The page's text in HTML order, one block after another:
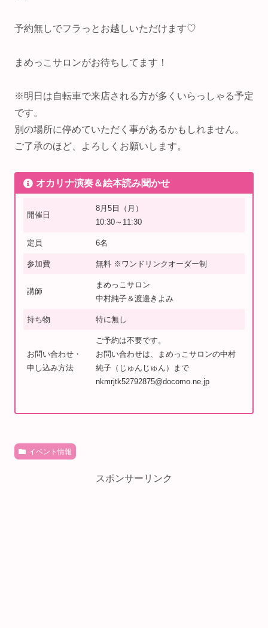
予約無しでフラっとお越しいただけます♡
まめっこサロンがお待ちしてます！
※明日は自転車で来店される方が多くいらっしゃる予定
です。
別の場所に停めていただく事があるかもしれません。
ご了承のほど、よろしくお願いします。
オカリナ演奏＆絵本読み聞かせ
開催日
8月5日（月）
10:30～11:30
定員 6名
参加費 無料 ※ワンドリンクオーダー制
講師
まめっこサロン
中村純子＆渡邉きよみ
持ち物 特に無し
お問い合わせ・
申し込み方法
ご予約は不要です。
お問い合わせは、まめっこサロンの中村
純子（じゅんじゅん）まで
nkmrjtk52792875@docomo.ne.jp
イベント情報
スポンサーリンク